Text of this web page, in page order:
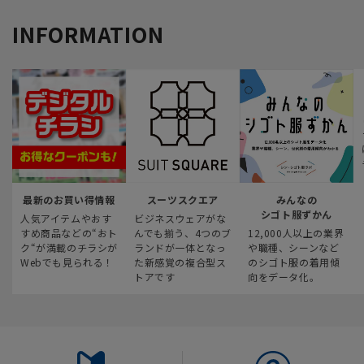
INFORMATION
最新のお買い得情報
人気アイテムやおす
すめ商品などの“おト
ク“が満載のチラシが
Webでも見られる！
スーツスクエア
ビジネスウェアがな
んでも揃う、4つのブ
ランドが一体となっ
た新感覚の複合型ス
トアです
みんなの
シゴト服ずかん
12,000人以上の業界
や職種、シーンなど
のシゴト服の着用傾
向をデータ化。